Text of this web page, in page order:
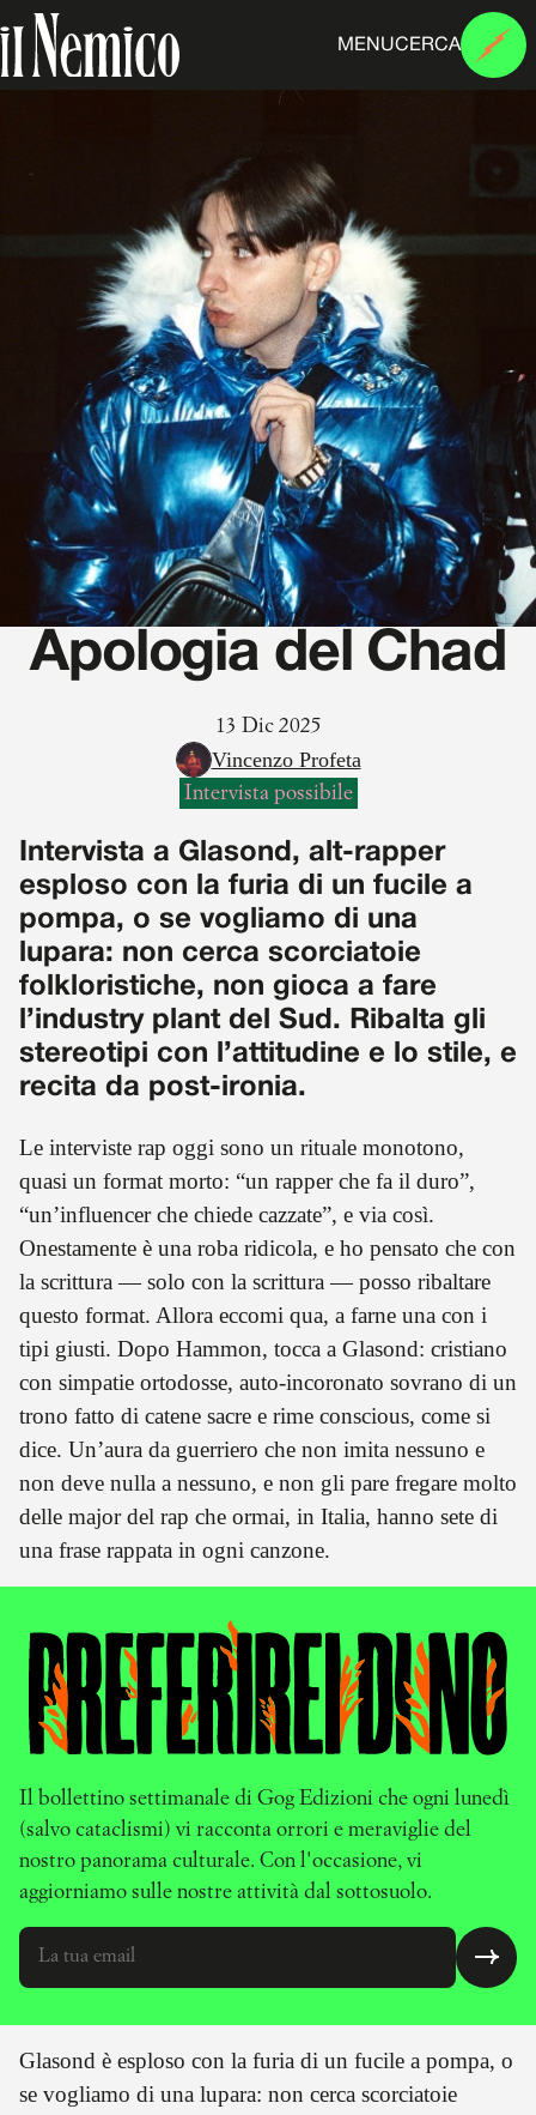
MENUCERCA
Apologia del Chad
13 Dic 2025
Vincenzo Profeta
Intervista possibile
Intervista a Glasond, alt-rapper
esploso con la furia di un fucile a
pompa, o se vogliamo di una
lupara: non cerca scorciatoie
folkloristiche, non gioca a fare
l’industry plant del Sud. Ribalta gli
stereotipi con l’attitudine e lo stile, e
recita da post-ironia.
Le interviste rap oggi sono un rituale monotono,
quasi un format morto: “un rapper che fa il duro”,
“un’influencer che chiede cazzate”, e via così.
Onestamente è una roba ridicola, e ho pensato che con
la scrittura — solo con la scrittura — posso ribaltare
questo format. Allora eccomi qua, a farne una con i
tipi giusti. Dopo Hammon, tocca a Glasond: cristiano
con simpatie ortodosse, auto-incoronato sovrano di un
trono fatto di catene sacre e rime conscious, come si
dice. Un’aura da guerriero che non imita nessuno e
non deve nulla a nessuno, e non gli pare fregare molto
delle major del rap che ormai, in Italia, hanno sete di
una frase rappata in ogni canzone.
Il bollettino settimanale di Gog Edizioni che ogni lunedì
(salvo cataclismi) vi racconta orrori e meraviglie del
nostro panorama culturale. Con l'occasione, vi
aggiorniamo sulle nostre attività dal sottosuolo.
Glasond è esploso con la furia di un fucile a pompa, o
se vogliamo di una lupara: non cerca scorciatoie